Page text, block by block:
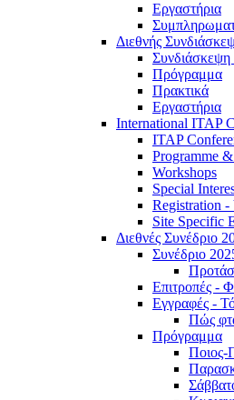
Εργαστήρια
Διεθνής
Συνδιάσκεψη
Πρόγραμμα
Πρακτικά
Εργαστήρια
International ITAP
ITAP
Programme
Workshops
Special
Registration -
Site Specific
Διεθνές Συνέδριο
Συνέδριο
Επιτροπές -
Εγγραφές -
Πώς
Πρόγραμμα
Ποιος-